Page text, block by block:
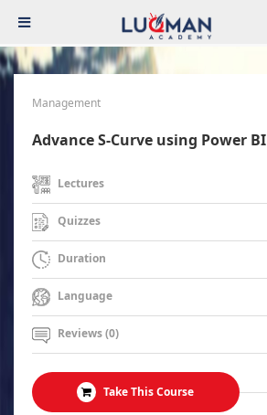
Management
Advance S-Curve using Power BI
Lectures
Quizzes
Duration
Language
Reviews (0)
Take This Course